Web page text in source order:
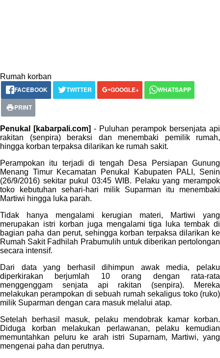
Rumah korban
FACEBOOK TWITTER GOOGLE+
WHATSAPP
PRINT
Penukal [kabarpali.com] - Puluhan perampok bersenjata api
rakitan (senpira) beraksi dan menembaki pemilik rumah,
hingga korban terpaksa dilarikan ke rumah sakit.
Perampokan itu terjadi di tengah Desa Persiapan Gunung
Menang Timur Kecamatan Penukal Kabupaten PALI, Senin
(26/9/2016) sekitar pukul 03:45 WIB. Pelaku yang merampok
toko kebutuhan sehari-hari milik Suparman itu menembaki
Martiwi hingga luka parah.
Tidak hanya mengalami kerugian materi, Martiwi yang
merupakan istri korban juga mengalami tiga luka tembak di
bagian paha dan perut, sehingga korban terpaksa dilarikan ke
Rumah Sakit Fadhilah Prabumulih untuk diberikan pertolongan
secara intensif.
Dari data yang berhasil dihimpun awak media, pelaku
diperkirakan berjumlah 10 orang dengan rata-rata
menggenggam senjata api rakitan (senpira). Mereka
melakukan perampokan di sebuah rumah sekaligus toko (ruko)
milik Suparman dengan cara masuk melalui atap.
Setelah berhasil masuk, pelaku mendobrak kamar korban.
Diduga korban melakukan perlawanan, pelaku kemudian
memuntahkan peluru ke arah istri Suparnam, Martiwi, yang
mengenai paha dan perutnya.